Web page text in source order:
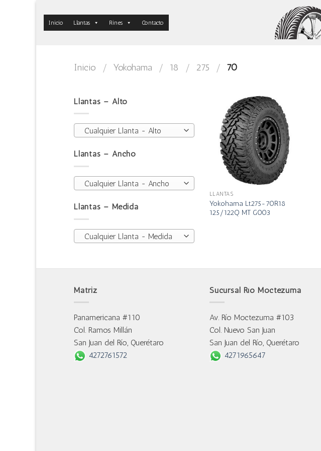
content
Inicio Llantas Rines Contacto
Inicio / Yokohama / 18 / 275 / 70
Llantas – Alto
Cualquier Llanta - Alto
Llantas – Ancho
Cualquier Llanta - Ancho
Llantas – Medida
Cualquier Llanta - Medida
LLANTAS
Yokohama Lt275-70R18
125/122Q MT G003
Matriz
Panamericana #110
Col. Ramos Millán
San Juan del Río, Querétaro
4272761572
Sucursal Río Moctezuma
Av. Río Moctezuma #103
Col. Nuevo San Juan
San Juan del Río, Querétaro
4271965647